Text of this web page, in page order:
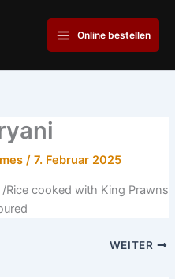
Main
Menu
Online bestellen
/ 7. Februar 2025
Rice cooked with King Prawns
WEITER